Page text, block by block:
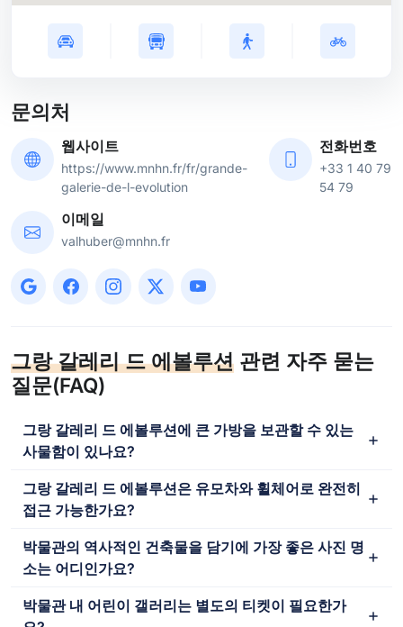
문의처
웹사이트
https://www.mnhn.fr/fr/grande-
galerie-de-l-evolution
전화번호
+33 1 40 79
54 79
이메일
valhuber@mnhn.fr
그랑 갈레리 드 에볼루션 관련 자주 묻는
질문(FAQ)
그랑 갈레리 드 에볼루션에 큰 가방을 보관할 수 있는
사물함이 있나요?
그랑 갈레리 드 에볼루션은 유모차와 휠체어로 완전히
접근 가능한가요?
박물관의 역사적인 건축물을 담기에 가장 좋은 사진 명
소는 어디인가요?
박물관 내 어린이 갤러리는 별도의 티켓이 필요한가